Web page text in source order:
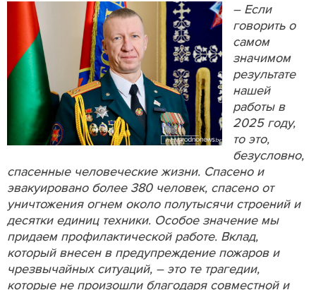
– Если
говорить о
самом
значимом
результате
нашей
работы в
2025 году,
то это,
безусловно,
спасенные человеческие жизни. Спасено и
эвакуировано более 380 человек, спасено от
уничтожения огнем около полутысячи строений и
десятки единиц техники. Особое значение мы
придаем профилактической работе. Вклад,
который внесен в предупреждение пожаров и
чрезвычайных ситуаций, – это те трагедии,
которые не произошли благодаря совместной и